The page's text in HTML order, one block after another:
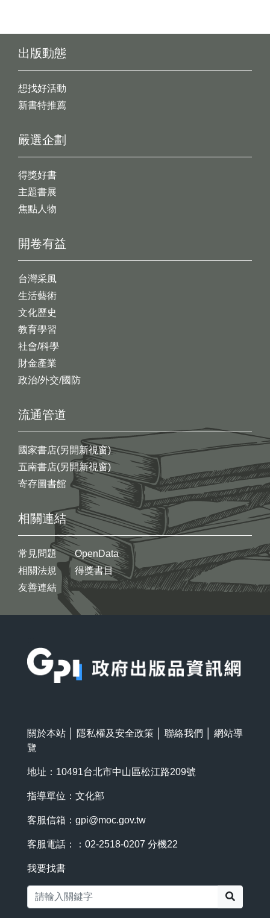
出版動態
想找好活動
新書特推薦
開卷有益
台灣采風
生活藝術
文化歷史
教育學習
社會/科學
財金產業
政治/外交/國防
嚴選企劃
得獎好書
主題書展
焦點人物
流通管道
國家書店(另開新視窗)
五南書店(另開新視窗)
寄存圖書館
相關連結
常見問題
相關法規
友善連結
OpenData
得獎書目
關於本站 隱私權及安全政策 聯絡我們
網站導
覽
地址：10491台北市中山區松江路209號
指導單位：文化部
客服信箱： gpi@moc.gov.tw
客服電話：：02-2518-0207 分機22
我要找書